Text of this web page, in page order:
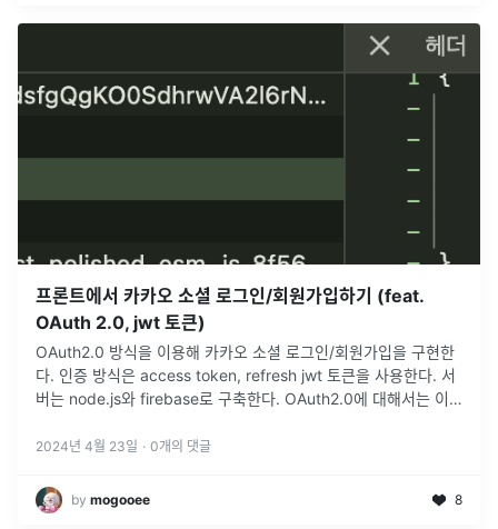
프론트에서 카카오 소셜 로그인/회원가입하기 (feat.
OAuth 2.0, jwt 토큰)
OAuth2.0 방식을 이용해 카카오 소셜 로그인/회원가입을 구현한
다. 인증 방식은 access token, refresh jwt 토큰을 사용한다. 서
버는 node.js와 firebase로 구축한다. OAuth2.0에 대해서는 이
2024년 4월 23일 · 0개의 댓글
by mogooee 8